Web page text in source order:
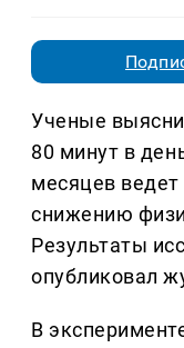
Ученые
80 минут в
месяцев
снижению
Результаты
опубликовал
В